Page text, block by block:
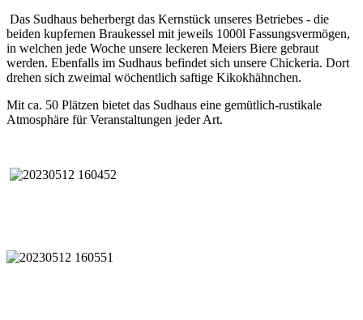
Das Sudhaus beherbergt das Kernstück unseres Betriebes - die
beiden kupfernen Braukessel mit jeweils 1000l Fassungsvermögen,
in welchen jede Woche unsere leckeren Meiers Biere gebraut
werden. Ebenfalls im Sudhaus befindet sich unsere Chickeria. Dort
drehen sich zweimal wöchentlich saftige Kikokhähnchen.
Mit ca. 50 Plätzen bietet das Sudhaus eine gemütlich-rustikale
Atmosphäre für Veranstaltungen jeder Art.